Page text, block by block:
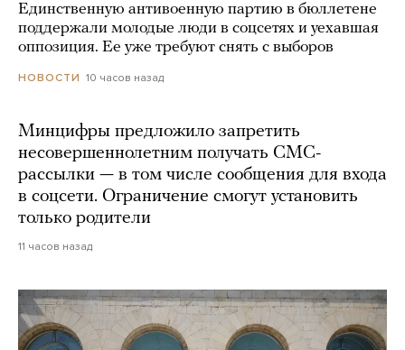
Единственную антивоенную партию в бюллетене
поддержали молодые люди в соцсетях и уехавшая
оппозиция. Ее уже требуют снять с выборов
НОВОСТИ 10 часов назад
Минцифры предложило запретить
несовершеннолетним получать СМС-
рассылки — в том числе сообщения для входа
в соцсети. Ограничение смогут установить
только родители
11 часов назад